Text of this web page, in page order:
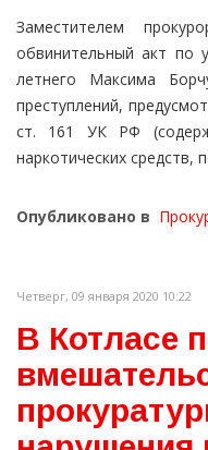
Заместителем
обвинительный акт по
летнего Максима
преступлений,
ст. 161 УК РФ
наркотических средств,
Опубликовано в
Четверг, 09 января 2020 10:22
В Котласе